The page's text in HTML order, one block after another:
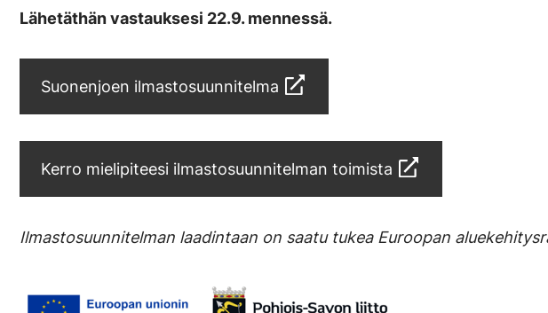
Lähetäthän vastauksesi 22.9. mennessä.
Suonenjoen ilmastosuunnitelma
Kerro mielipiteesi ilmastosuunnitelman toimista
Ilmastosuunnitelman laadintaan on saatu tukea Euroopan